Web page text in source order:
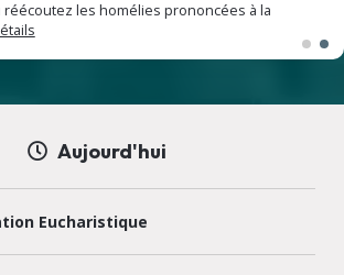
réécoutez les homélies prononcées à la
Aujourd'hui
Eucharistique